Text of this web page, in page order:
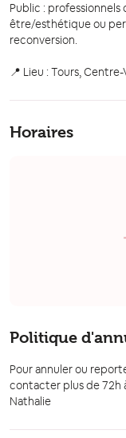
Public : professionnels
être/esthétique ou
reconversion.
📍 Lieu : Tours,
Horaires
Politique
Pour annuler ou
contacter plus de 72h
Nathalie